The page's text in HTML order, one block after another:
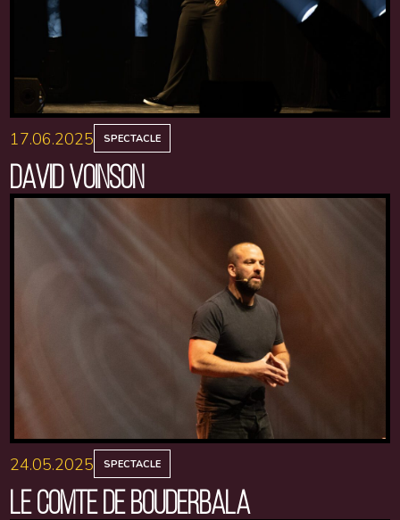
17.06.2025 SPECTACLE
DAVID VOINSON
24.05.2025 SPECTACLE
LE COMTE DE BOUDERBALA